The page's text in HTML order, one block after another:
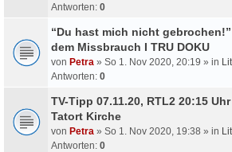
Antworten: 0
“Du hast mich nicht
dem Missbrauch I TRU DOKU
von Petra » So 1. Nov 2020, 20:19 » in
Antworten: 0
TV-Tipp 07.11.20, RTL2 20:15
Tatort Kirche
von Petra » So 1. Nov 2020, 19:38 » in
Antworten: 0